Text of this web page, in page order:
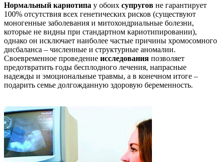
Нормальный кариотипа у обоих супругов не гарантирует
100% отсутствия всех генетических рисков (существуют
моногенные заболевания и митохондриальные болезни,
которые не видны при стандартном кариотипировании),
однако он исключает наиболее частые причины хромосомного
дисбаланса – численные и структурные аномалии.
Своевременное проведение исследования позволяет
предотвратить годы бесплодного лечения, напрасные
надежды и эмоциональные травмы, а в конечном итоге –
подарить семье долгожданную здоровую беременность.